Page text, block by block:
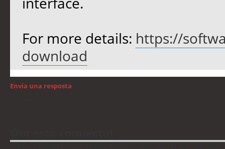
For more details: https://
download
Envia una resposta